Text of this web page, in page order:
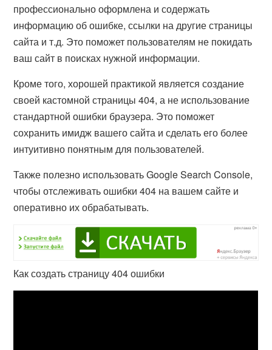
профессионально оформлена и содержать
информацию об ошибке, ссылки на другие страницы
сайта и т.д. Это поможет пользователям не покидать
ваш сайт в поисках нужной информации.
Кроме того, хорошей практикой является создание
своей кастомной страницы 404, а не использование
стандартной ошибки браузера. Это поможет
сохранить имидж вашего сайта и сделать его более
интуитивно понятным для пользователей.
Также полезно использовать Google Search Console,
чтобы отслеживать ошибки 404 на вашем сайте и
оперативно их обрабатывать.
Как создать страницу 404 ошибки